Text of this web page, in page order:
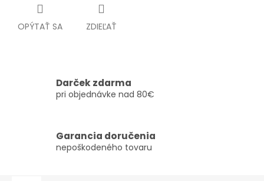
OPÝTAŤ SA ZDIEĽAŤ
Darček zdarma
pri objednávke nad 80€
Garancia doručenia
nepoškodeného tovaru